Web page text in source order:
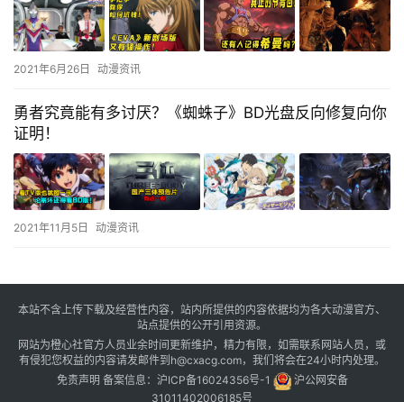
2021年6月26日 动漫资讯
勇者究竟能有多讨厌？《蜘蛛子》BD光盘反向修复向你
证明！
2021年11月5日 动漫资讯
本站不含上传下载及经营性内容，站内所提供的内容依据均为各大动漫官方、
站点提供的公开引用资源。
网站为橙心社官方人员业余时间更新维护，精力有限，如需联系网站人员，或
有侵犯您权益的内容请发邮件到h@cxacg.com，我们将会在24小时内处理。
免责声明 备案信息： 沪ICP备16024356号-1
沪公网安备
31011402006185号